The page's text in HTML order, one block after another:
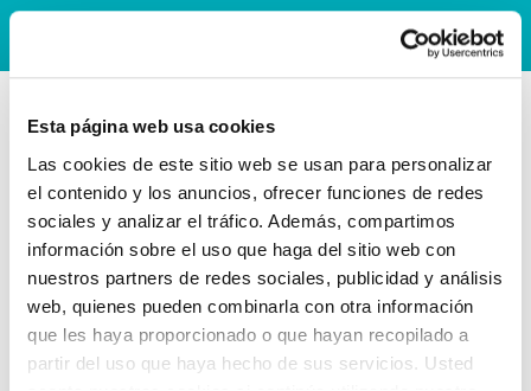
Esta página web usa cookies
Las cookies de este sitio web se usan para personalizar
el contenido y los anuncios, ofrecer funciones de redes
sociales y analizar el tráfico. Además, compartimos
información sobre el uso que haga del sitio web con
nuestros partners de redes sociales, publicidad y análisis
web, quienes pueden combinarla con otra información
que les haya proporcionado o que hayan recopilado a
partir del uso que haya hecho de sus servicios. Usted